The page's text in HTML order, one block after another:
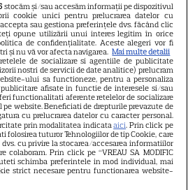
Rezumat episodul 102 „O
dragoste”, difuzat marți, 28
iulie 2026, la Kanal D: Haluk o
cere în căsătorie pe Sevtap
stocăm și/sau accesăm informații pe dispozitivul
cookie unici pentru prelucrarea datelor cu
sau gestiona preferințele dvs. făcând clic
opune utilizării unui interes legitim în orice
de confidențialitate. Aceste alegeri vor fi
și nu vă vor afecta navigarea. Mai multe detalii
de socializare si agentiile de publicitate
nostri de servicii de date analitice) prelucram
ului sa functioneze, pentru a personaliza
afisate in functie de interesele si/sau
functionalitati aferente retelelor de socializare
website. Beneficiati de drepturile prevazute de
cu prelucrarea datelor cu caracter personal.
prin modalitatea indicataaici. Prin click pe
folosirea tuturor Tehnologiilor de tip Cookie, care
cu privire la stocarea/accesarea informatiilor
colaboram. Prin click pe “VREAU SA MODIFIC
schimba preferintele in mod individual, mai
strict necesare pentru functionarea website-